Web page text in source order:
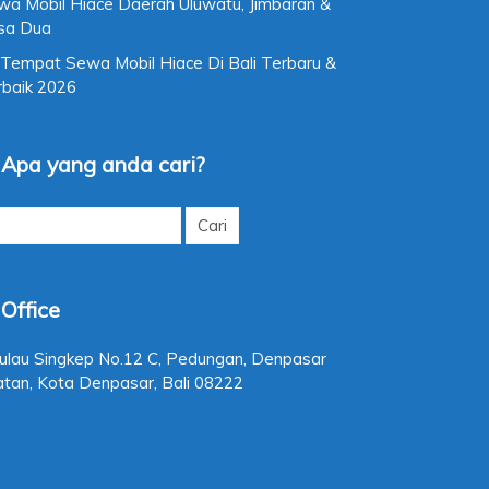
Dua
Sewa Mobil Hiace Di Bali Terbaru &
2026
yang anda cari?
Singkep No.12 C, Pedungan, Denpasar
Kota Denpasar, Bali 08222